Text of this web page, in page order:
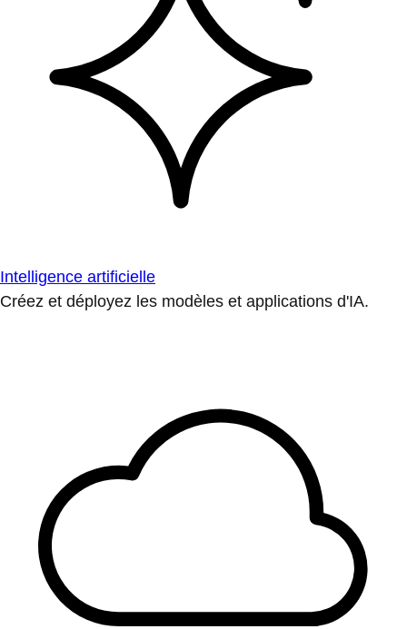
Intelligence artificielle
Créez et déployez les modèles et applications d'IA.